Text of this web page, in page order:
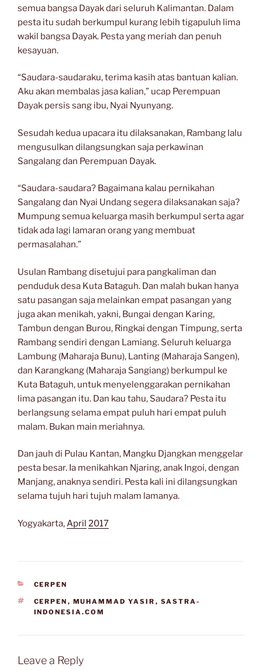
semua bangsa Dayak dari seluruh Kalimantan. Dalam
pesta itu sudah berkumpul kurang lebih tigapuluh lima
wakil bangsa Dayak. Pesta yang meriah dan penuh
kesayuan.
“Saudara-saudaraku, terima kasih atas bantuan kalian.
Aku akan membalas jasa kalian,” ucap Perempuan
Dayak persis sang ibu, Nyai Nyunyang.
Sesudah kedua upacara itu dilaksanakan, Rambang lalu
mengusulkan dilangsungkan saja perkawinan
Sangalang dan Perempuan Dayak.
“Saudara-saudara? Bagaimana kalau pernikahan
Sangalang dan Nyai Undang segera dilaksanakan saja?
Mumpung semua keluarga masih berkumpul serta agar
tidak ada lagi lamaran orang yang membuat
permasalahan.”
Usulan Rambang disetujui para pangkaliman dan
penduduk desa Kuta Bataguh. Dan malah bukan hanya
satu pasangan saja melainkan empat pasangan yang
juga akan menikah, yakni, Bungai dengan Karing,
Tambun dengan Burou, Ringkai dengan Timpung, serta
Rambang sendiri dengan Lamiang. Seluruh keluarga
Lambung (Maharaja Bunu), Lanting (Maharaja Sangen),
dan Karangkang (Maharaja Sangiang) berkumpul ke
Kuta Bataguh, untuk menyelenggarakan pernikahan
lima pasangan itu. Dan kau tahu, Saudara? Pesta itu
berlangsung selama empat puluh hari empat puluh
malam. Bukan main meriahnya.
Dan jauh di Pulau Kantan, Mangku Djangkan menggelar
pesta besar. Ia menikahkan Njaring, anak Ingoi, dengan
Manjang, anaknya sendiri. Pesta kali ini dilangsungkan
selama tujuh hari tujuh malam lamanya.
Yogyakarta,April 2017
CATEGORIES
CERPEN
TAGS
CERPEN , MUHAMMAD YASIR , SASTRA-
INDONESIA.COM
Leave a Reply